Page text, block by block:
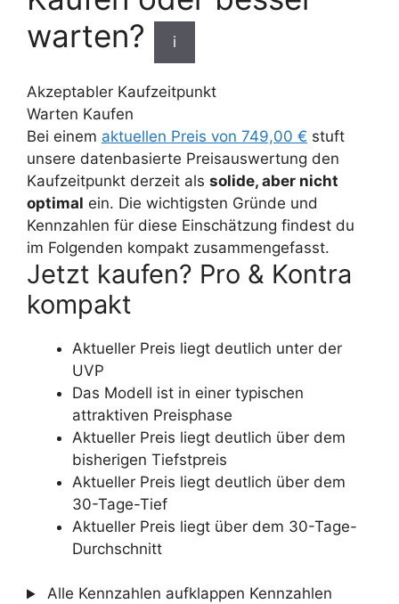
warten?
i
Akzeptabler Kaufzeitpunkt
Warten Kaufen
Bei einem aktuellen Preis von 749,00 € stuft
unsere datenbasierte Preisauswertung den
Kaufzeitpunkt derzeit als solide, aber nicht
optimal ein. Die wichtigsten Gründe und
Kennzahlen für diese Einschätzung findest du
im Folgenden kompakt zusammengefasst.
Jetzt kaufen? Pro & Kontra
kompakt
Aktueller Preis liegt deutlich unter der
UVP
Das Modell ist in einer typischen
attraktiven Preisphase
Aktueller Preis liegt deutlich über dem
bisherigen Tiefstpreis
Aktueller Preis liegt deutlich über dem
30-Tage-Tief
Aktueller Preis liegt über dem 30-Tage-
Durchschnitt
Alle Kennzahlen aufklappen Kennzahlen